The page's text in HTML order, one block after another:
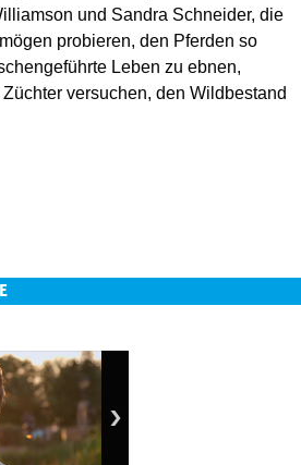
und Sandra Schneider, die
probieren, den Pferden so
Leben zu ebnen,
versuchen, den Wildbestand